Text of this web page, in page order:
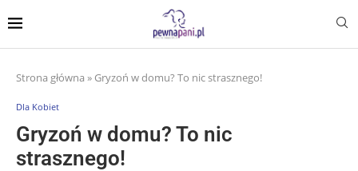
Strona główna » Gryzoń w domu? To nic strasznego!
Dla Kobiet
Gryzoń w domu? To nic
strasznego!